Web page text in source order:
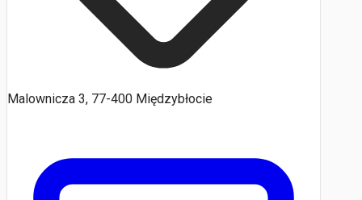
Malownicza 3, 77-400 Międzybłocie